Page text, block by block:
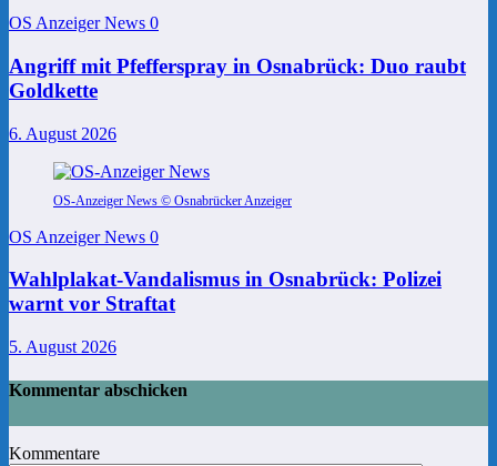
OS Anzeiger News 0
Angriff mit Pfefferspray in Osnabrück: Duo raubt
Goldkette
6. August 2026
OS-Anzeiger News © Osnabrücker Anzeiger
OS Anzeiger News 0
Wahlplakat-Vandalismus in Osnabrück: Polizei
warnt vor Straftat
5. August 2026
Kommentar abschicken
Kommentare